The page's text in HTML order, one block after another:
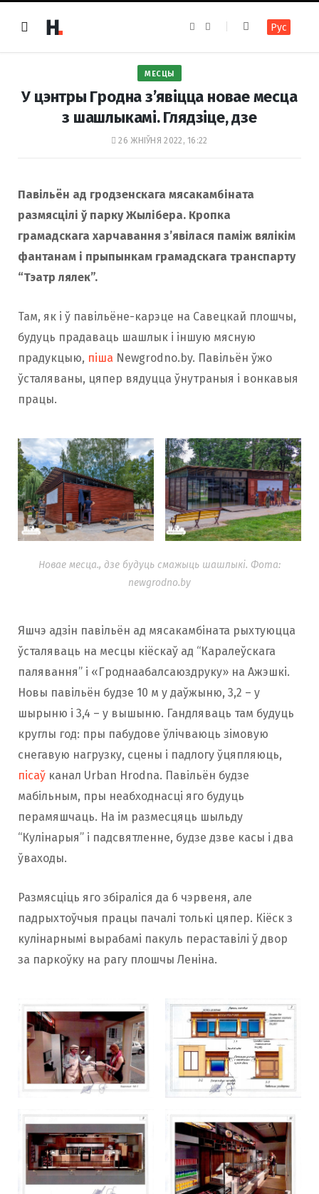
e
k
t
a
m
Рус
МЕСЦЫ
У цэнтры Гродна з’явіцца новае месца
з шашлыкамі. Глядзіце, дзе
26 ЖНІЎНЯ 2022, 16:22
Павільён ад гродзенскага мясакамбіната
размясцілі ў парку Жылібера. Кропка
грамадскага харчавання з’явілася паміж вялікім
фантанам і прыпынкам грамадскага транспарту
“Тэатр лялек”.
Там, як і ў павільёне-карэце на Савецкай плошчы,
будуць прадаваць шашлык і іншую мясную
прадукцыю, піша Newgrodno.by. Павільён ўжо
ўсталяваны, цяпер вядуцца ўнутраныя і вонкавыя
працы.
Новае месца., дзе будуць смажыць шашлыкі. Фота:
newgrodno.by
Яшчэ адзін павільён ад мясакамбіната рыхтуюцца
ўсталяваць на месцы кіёскаў ад “Каралеўскага
палявання” і «Гроднаабалсаюздруку» на Ажэшкі.
Новы павільён будзе 10 м у даўжыню, 3,2 – у
шырыню і 3,4 – у вышыню. Гандляваць там будуць
круглы год: пры пабудове ўлічваюць зімовую
снегавую нагрузку, сцены і падлогу ўцяпляюць,
пісаў канал Urban Hrodna. Павільён будзе
мабільным, пры неабходнасці яго будуць
перамяшчаць. На ім размесцяць шыльду
“Кулінарыя” і падсвятленне, будзе дзве касы і два
ўваходы.
Размясціць яго збіраліся да 6 чэрвеня, але
падрыхтоўчыя працы пачалі толькі цяпер. Кіёск з
кулінарнымі вырабамі пакуль пераставілі ў двор
за паркоўку на рагу плошчы Леніна.